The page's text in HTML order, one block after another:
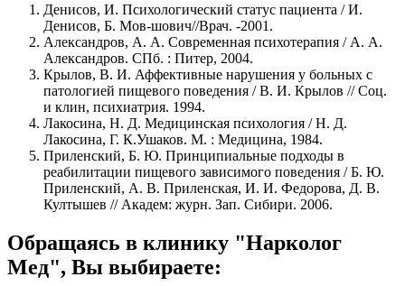
Денисов, И. Психологический статус пациента / И.
Денисов, Б. Мов-шович//Врач. -2001.
Александров, А. А. Современная психотерапия / А. А.
Александров. СПб. : Питер, 2004.
Крылов, В. И. Аффективные нарушения у больных с
патологией пищевого поведения / В. И. Крылов // Соц.
и клин, психиатрия. 1994.
Лакосина, Н. Д. Медицинская психология / Н. Д.
Лакосина, Г. К.Ушаков. М. : Медицина, 1984.
Приленский, Б. Ю. Принципиальные подходы в
реабилитации пищевого зависимого поведения / Б. Ю.
Приленский, А. В. Приленская, И. И. Федорова, Д. В.
Култышев // Академ: журн. Зап. Сибири. 2006.
Обращаясь в клинику "Нарколог
Мед", Вы выбираете: